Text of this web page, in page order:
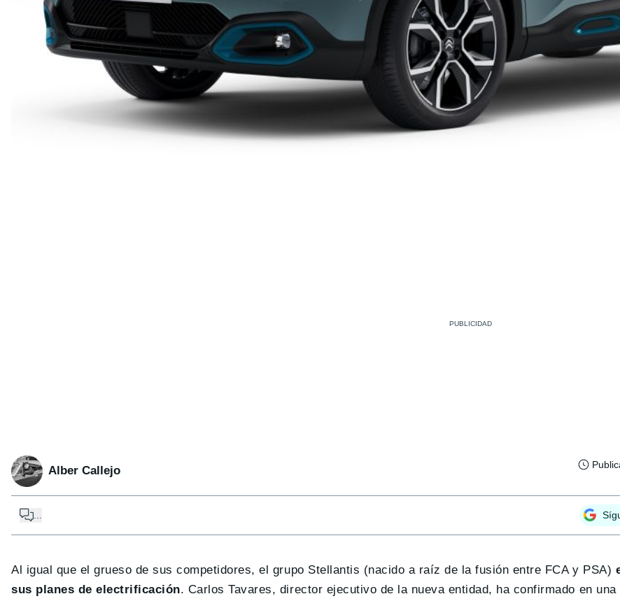
Alber Callejo
Al igual que el grueso de sus competidores, el grupo Stellantis (nacido a raíz de la fusión entre FCA y PSA)
sus planes de electrificación. Carlos Tavares, director ejecutivo de la nueva entidad, ha confirmado en una